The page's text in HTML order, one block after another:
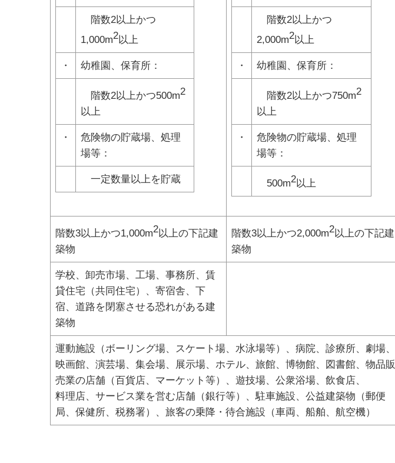
階数2以上かつ
1,000m2以上
・ 幼稚園、保育所：
階数2以上かつ500m2
以上
・
危険物の貯蔵場、処理
場等：
一定数量以上を貯蔵
階数2以上かつ
2,000m2以上
・ 幼稚園、保育所：
階数2以上かつ750m2
以上
・
危険物の貯蔵場、処理
場等：
500m2以上
階数3以上かつ1,000m2以上の下記建
築物
階数3以上かつ2,000m2以上の下記建
築物
学校、卸売市場、工場、事務所、賃
貸住宅（共同住宅）、寄宿舎、下
宿、道路を閉塞させる恐れがある建
築物
運動施設（ボーリング場、スケート場、水泳場等）、病院、診療所、劇場、
映画館、演芸場、集会場、展示場、ホテル、旅館、博物館、図書館、物品販
売業の店舗（百貨店、マーケット等）、遊技場、公衆浴場、飲食店、
料理店、サービス業を営む店舗（銀行等）、駐車施設、公益建築物（郵便
局、保健所、税務署）、旅客の乗降・待合施設（車両、船舶、航空機）